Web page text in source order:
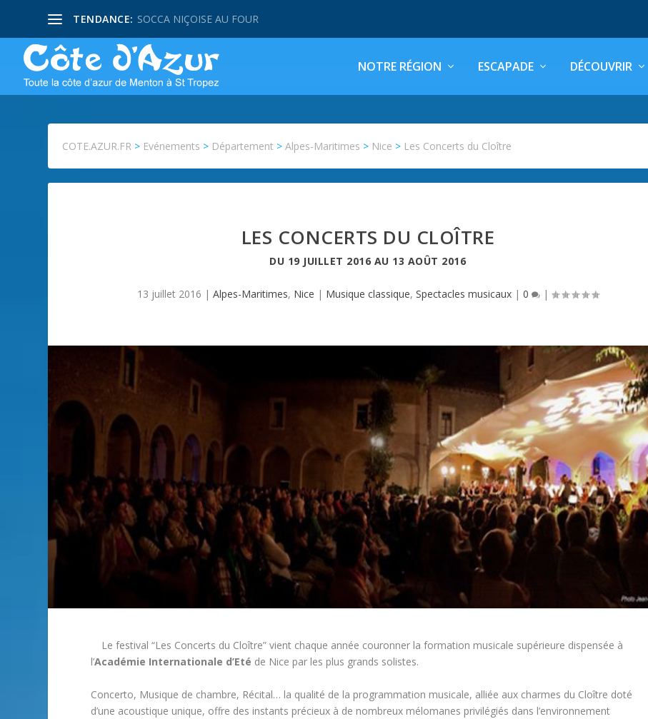
TENDANCE: SOCCA NIÇOISE AU FOUR
NOTRE RÉGION ESCAPADE DÉCOUVRIR
COTE.AZUR.FR > Evénements > Département >Alpes-Maritimes > Nice > Les Concerts du Cloître
LES CONCERTS DU CLOÎTRE
DU 19 JUILLET 2016 AU 13 AOÛT 2016
13 juillet 2016 | Alpes-Maritimes, Nice | Musique classique, Spectacles musicaux| 0 |
Le festival “Les Concerts du Cloître” vient chaque année couronner la formation musicale supérieure dispensée à
l’Académie Internationale d’Eté de Nice par les plus grands solistes.
Concerto, Musique de chambre, Récital… la qualité de la programmation musicale, alliée aux charmes du Cloître doté
d’une acoustique unique, offre des instants précieux à de nombreux mélomanes privilégiés dans l’environnement